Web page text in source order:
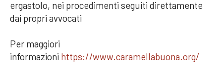
ergastolo, nei procedimenti seguiti direttamente
dai propri avvocati
Per maggiori
informazioni https://www.caramellabuona.org/